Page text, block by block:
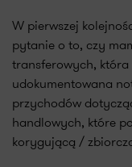
W pierwszej
pytanie o to, czy
transferowych,
udokumentowana
przychodów
handlowych, które
korygującą /